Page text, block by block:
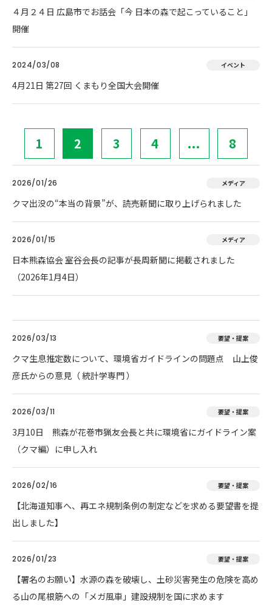
４月２４日 広島市でお話会「今 日本の森で起こっていること」
開催
2024/03/08 イベント
4月21日 第27回 くまもり全国大会開催
1 2 3 4 ... 8
2026/01/26 メディア
クマ出没の“本当の背景”が、読売新聞に取り上げられました
2026/01/15 メディア
日本熊森協会 室谷会長の記事が長周新聞に掲載されました
（2026年1月4日）
2026/03/13 要望・提案
クマ生息推定数について、環境省ガイドラインの問題点 山上俊
彦氏からの意見（ 統計学専門 ）
2026/03/11 要望・提案
3月10日 熊森が花巻市猟友会長と共に環境省にガイドライン案
（クマ編）に申し入れ
2026/02/16 要望・提案
【北海道知事へ、再エネ規制条例の制定などを求める要望書を提
出しました】
2026/01/23 要望・提案
【署名のお願い】水源の森を破壊し、土砂災害発生の危険を高め
る山の尾根筋への「メガ風車」建設規制を国に求めます